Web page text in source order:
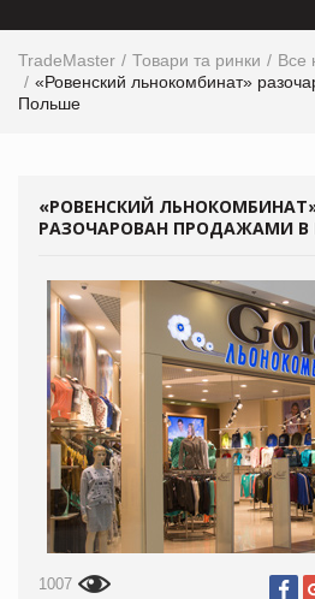
TradeMaster Товари та ринки
Все
«Ровенский льнокомбинат»
Польше
«РОВЕНСКИЙ
РАЗОЧАРОВАН ПРОДАЖАМИ В
1007